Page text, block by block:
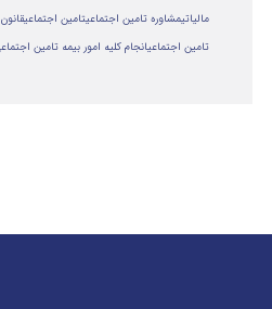
مالياتيمشاوره تامین اجتماعیتامین اجتماعی
تامین اجتماعیانجام کلیه امور بیمه تامین